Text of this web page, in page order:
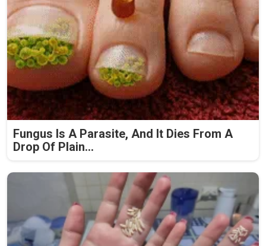
Fungus Is A Parasite, And It Dies From A
Drop Of Plain...